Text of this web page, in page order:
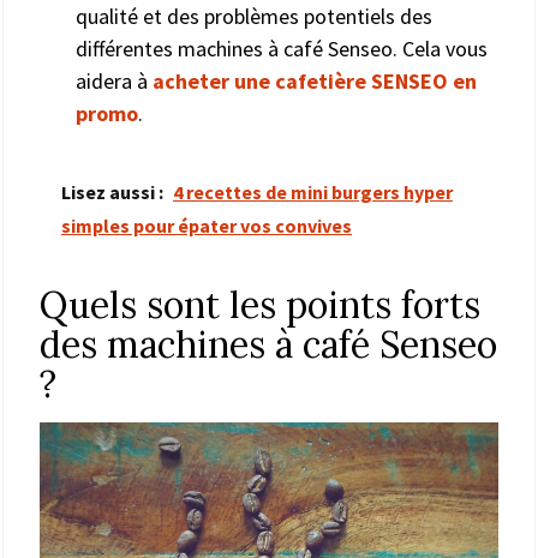
qualité et des problèmes potentiels des
différentes machines à café Senseo. Cela vous
aidera à acheter une cafetière SENSEO en
promo.
Lisez aussi : 4 recettes de mini burgers hyper
simples pour épater vos convives
Quels sont les points forts
des machines à café Senseo
?